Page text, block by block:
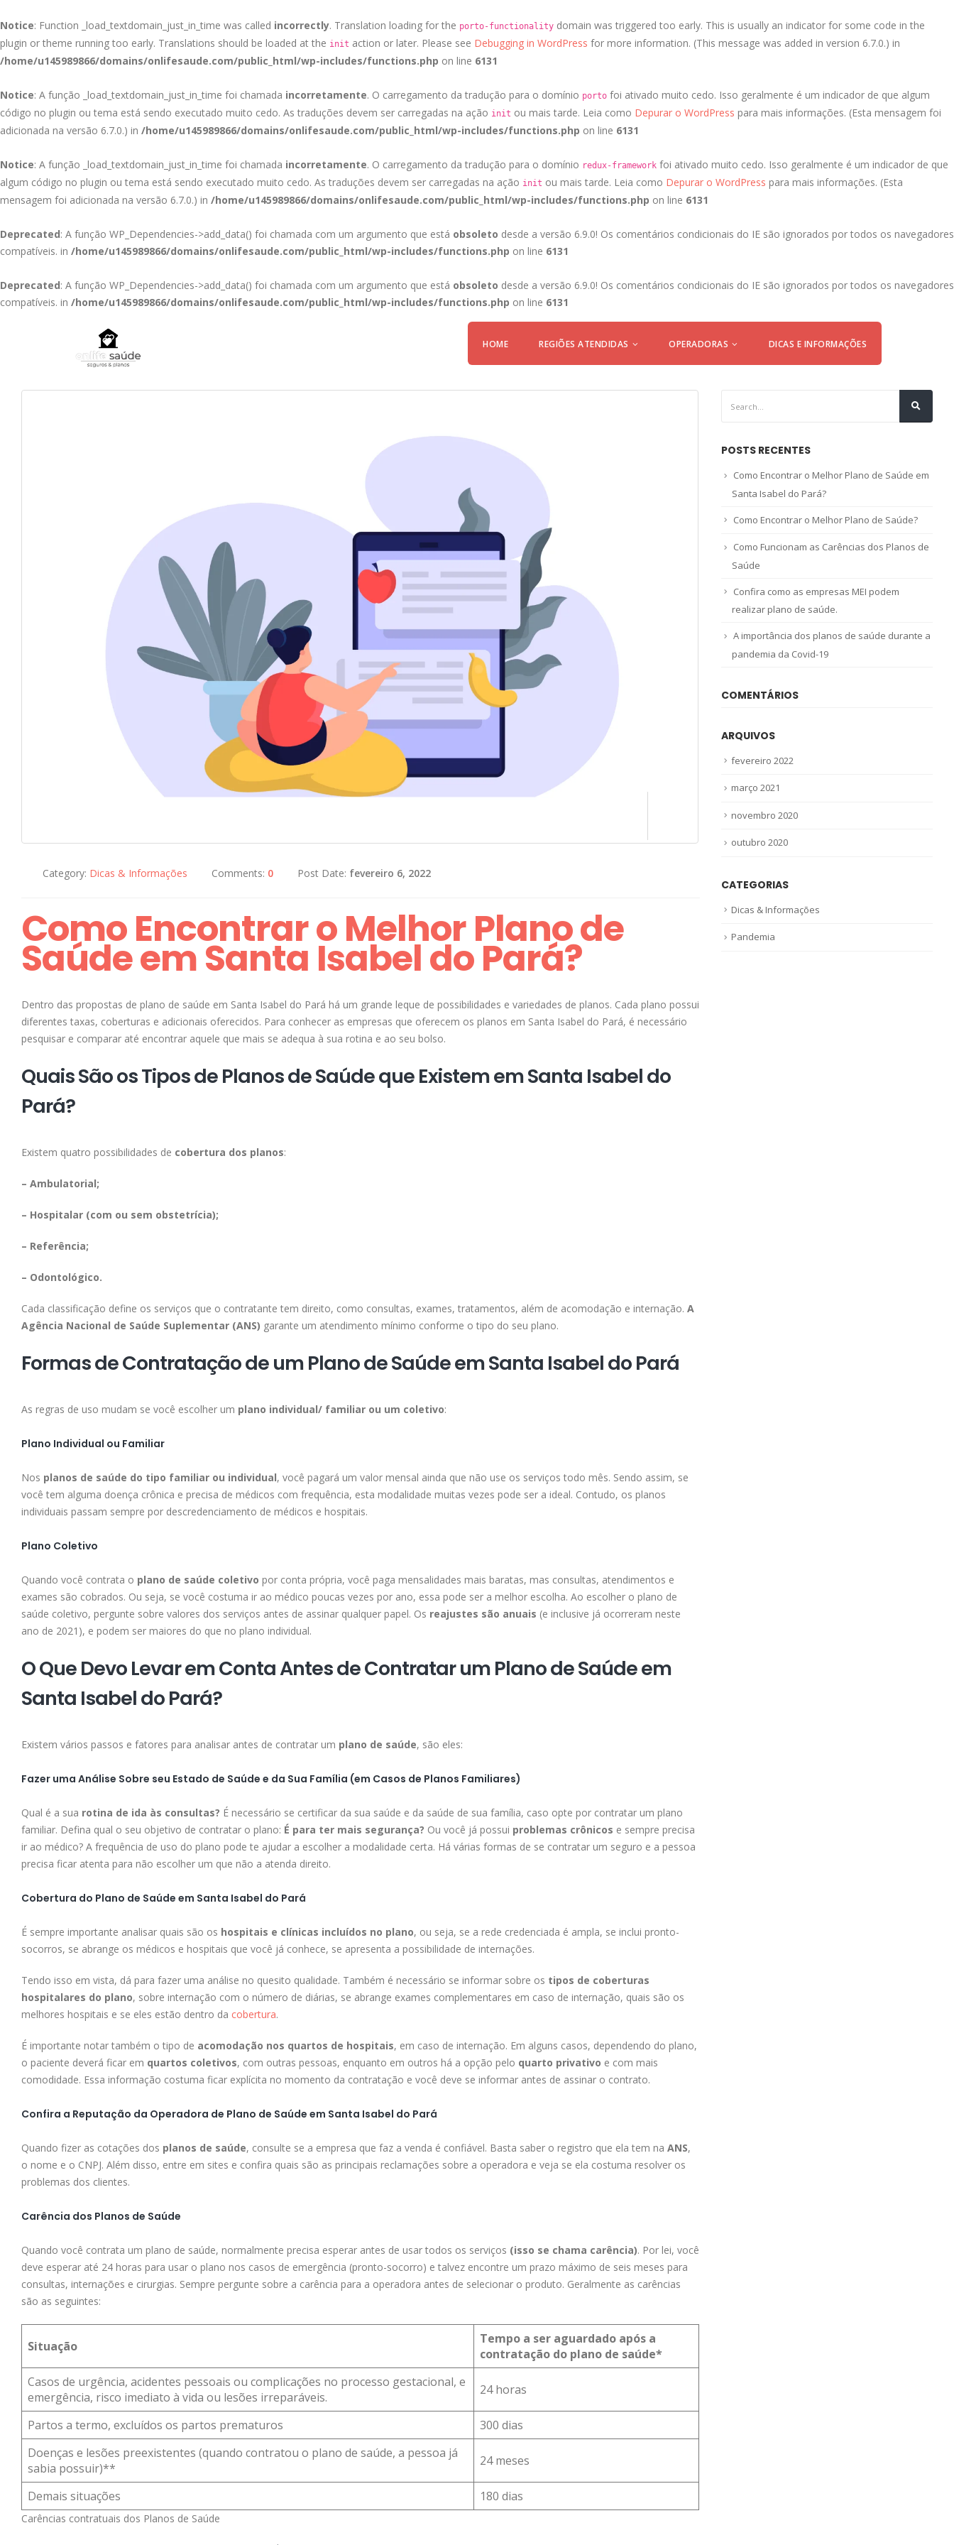
Notice: Function _load_textdomain_just_in_time was called incorrectly. Translation loading for the porto-functionality domain was triggered too early. This is usually an indicator for some code in the
plugin or theme running too early. Translations should be loaded at the init action or later. Please see Debugging in WordPress for more information. (This message was added in version 6.7.0.) in
/home/u145989866/domains/onlifesaude.com/public_html/wp-includes/functions.php on line 6131
Notice: A função _load_textdomain_just_in_time foi chamada incorretamente. O carregamento da tradução para o domínio porto foi ativado muito cedo. Isso geralmente é um indicador de que algum
código no plugin ou tema está sendo executado muito cedo. As traduções devem ser carregadas na ação init ou mais tarde. Leia como Depurar o WordPress para mais informações. (Esta mensagem foi
adicionada na versão 6.7.0.) in /home/u145989866/domains/onlifesaude.com/public_html/wp-includes/functions.php on line 6131
Notice: A função _load_textdomain_just_in_time foi chamada incorretamente. O carregamento da tradução para o domínio redux-framework foi ativado muito cedo. Isso geralmente é um indicador de que
algum código no plugin ou tema está sendo executado muito cedo. As traduções devem ser carregadas na ação init ou mais tarde. Leia como Depurar o WordPress para mais informações. (Esta
mensagem foi adicionada na versão 6.7.0.) in /home/u145989866/domains/onlifesaude.com/public_html/wp-includes/functions.php on line 6131
Deprecated: A função WP_Dependencies->add_data() foi chamada com um argumento que está obsoleto desde a versão 6.9.0! Os comentários condicionais do IE são ignorados por todos os navegadores
compatíveis. in /home/u145989866/domains/onlifesaude.com/public_html/wp-includes/functions.php on line 6131
Deprecated: A função WP_Dependencies->add_data() foi chamada com um argumento que está obsoleto desde a versão 6.9.0! Os comentários condicionais do IE são ignorados por todos os navegadores
compatíveis. in /home/u145989866/domains/onlifesaude.com/public_html/wp-includes/functions.php on line 6131
HOME REGIÕES ATENDIDAS OPERADORAS DICAS E INFORMAÇÕES
Category: Dicas & Informações Comments: 0 Post Date: fevereiro 6, 2022
Como Encontrar o Melhor Plano de
Saúde em Santa Isabel do Pará?
Dentro das propostas de plano de saúde em Santa Isabel do Pará há um grande leque de possibilidades e variedades de planos. Cada plano possui
diferentes taxas, coberturas e adicionais oferecidos. Para conhecer as empresas que oferecem os planos em Santa Isabel do Pará, é necessário
pesquisar e comparar até encontrar aquele que mais se adequa à sua rotina e ao seu bolso.
Quais São os Tipos de Planos de Saúde que Existem em Santa Isabel do
Pará?
Existem quatro possibilidades de cobertura dos planos:
– Ambulatorial;
– Hospitalar (com ou sem obstetrícia);
– Referência;
– Odontológico.
Cada classificação define os serviços que o contratante tem direito, como consultas, exames, tratamentos, além de acomodação e internação. A
Agência Nacional de Saúde Suplementar (ANS) garante um atendimento mínimo conforme o tipo do seu plano.
Formas de Contratação de um Plano de Saúde em Santa Isabel do Pará
As regras de uso mudam se você escolher um plano individual/ familiar ou um coletivo:
Plano Individual ou Familiar
Nos planos de saúde do tipo familiar ou individual, você pagará um valor mensal ainda que não use os serviços todo mês. Sendo assim, se
você tem alguma doença crônica e precisa de médicos com frequência, esta modalidade muitas vezes pode ser a ideal. Contudo, os planos
individuais passam sempre por descredenciamento de médicos e hospitais.
Plano Coletivo
Quando você contrata o plano de saúde coletivo por conta própria, você paga mensalidades mais baratas, mas consultas, atendimentos e
exames são cobrados. Ou seja, se você costuma ir ao médico poucas vezes por ano, essa pode ser a melhor escolha. Ao escolher o plano de
saúde coletivo, pergunte sobre valores dos serviços antes de assinar qualquer papel. Os reajustes são anuais (e inclusive já ocorreram neste
ano de 2021), e podem ser maiores do que no plano individual.
O Que Devo Levar em Conta Antes de Contratar um Plano de Saúde em
Santa Isabel do Pará?
Existem vários passos e fatores para analisar antes de contratar um plano de saúde, são eles:
Fazer uma Análise Sobre seu Estado de Saúde e da Sua Família (em Casos de Planos Familiares)
Qual é a sua rotina de ida às consultas? É necessário se certificar da sua saúde e da saúde de sua família, caso opte por contratar um plano
familiar. Defina qual o seu objetivo de contratar o plano: É para ter mais segurança? Ou você já possui problemas crônicos e sempre precisa
ir ao médico? A frequência de uso do plano pode te ajudar a escolher a modalidade certa. Há várias formas de se contratar um seguro e a pessoa
precisa ficar atenta para não escolher um que não a atenda direito.
Cobertura do Plano de Saúde em Santa Isabel do Pará
É sempre importante analisar quais são os hospitais e clínicas incluídos no plano, ou seja, se a rede credenciada é ampla, se inclui pronto-
socorros, se abrange os médicos e hospitais que você já conhece, se apresenta a possibilidade de internações.
Tendo isso em vista, dá para fazer uma análise no quesito qualidade. Também é necessário se informar sobre os tipos de coberturas
hospitalares do plano, sobre internação com o número de diárias, se abrange exames complementares em caso de internação, quais são os
melhores hospitais e se eles estão dentro da cobertura.
É importante notar também o tipo de acomodação nos quartos de hospitais, em caso de internação. Em alguns casos, dependendo do plano,
o paciente deverá ficar em quartos coletivos, com outras pessoas, enquanto em outros há a opção pelo quarto privativo e com mais
comodidade. Essa informação costuma ficar explícita no momento da contratação e você deve se informar antes de assinar o contrato.
Confira a Reputação da Operadora de Plano de Saúde em Santa Isabel do Pará
Quando fizer as cotações dos planos de saúde, consulte se a empresa que faz a venda é confiável. Basta saber o registro que ela tem na ANS,
o nome e o CNPJ. Além disso, entre em sites e confira quais são as principais reclamações sobre a operadora e veja se ela costuma resolver os
problemas dos clientes.
Carência dos Planos de Saúde
Quando você contrata um plano de saúde, normalmente precisa esperar antes de usar todos os serviços (isso se chama carência). Por lei, você
deve esperar até 24 horas para usar o plano nos casos de emergência (pronto-socorro) e talvez encontre um prazo máximo de seis meses para
consultas, internações e cirurgias. Sempre pergunte sobre a carência para a operadora antes de selecionar o produto. Geralmente as carências
são as seguintes:
Situação
Tempo a ser aguardado após a
contratação do plano de saúde*
Casos de urgência, acidentes pessoais ou complicações no processo gestacional, e
emergência, risco imediato à vida ou lesões irreparáveis.
24 horas
Partos a termo, excluídos os partos prematuros
300 dias
Doenças e lesões preexistentes (quando contratou o plano de saúde, a pessoa já
sabia possuir)**
24 meses
Demais situações 180 dias
Carências contratuais dos Planos de Saúde
POSTS RECENTES
Como Encontrar o Melhor Plano de Saúde em
Santa Isabel do Pará?
Como Encontrar o Melhor Plano de Saúde?
Como Funcionam as Carências dos Planos de
Saúde
Confira como as empresas MEI podem
realizar plano de saúde.
A importância dos planos de saúde durante a
pandemia da Covid-19
COMENTÁRIOS
ARQUIVOS
fevereiro 2022
março 2021
novembro 2020
outubro 2020
CATEGORIAS
Dicas & Informações
Pandemia